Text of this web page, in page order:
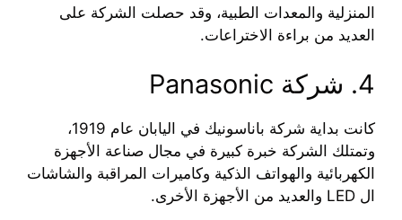
المنزلية والمعدات الطبية، وقد حصلت الشركة على
العديد من براءة الاختراعات.
4. شركة Panasonic
كانت بداية شركة باناسونيك في اليابان عام 1919،
وتمتلك الشركة خبرة كبيرة في مجال صناعة الأجهزة
الكهربائية والهواتف الذكية وكاميرات المراقبة والشاشات
ال LED والعديد من الأجهزة الأخرى.